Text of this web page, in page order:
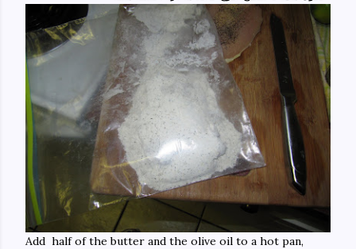
Add half of the butter and the olive oil to a hot pan,